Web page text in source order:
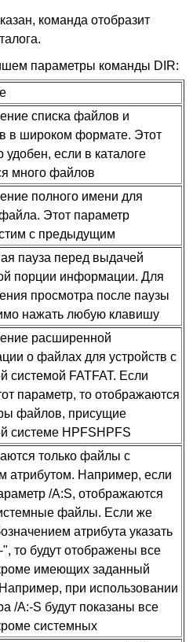
команда отобразит
параметры команды DIR:
списка файлов и
в широком формате. Этот
удобен, если в каталоге
много файлов
полного имени для
Этот параметр
с предыдущим
пауза перед выдачей
порции информации. Для
просмотра после паузы
нажать любую клавишу
расширенной
о файлах для устройств с
системой FATFAT. Если
параметр, то отображаются
файлов, присущие
системе HPFSHPFS
только файлы с
атрибутом. Например, если
/A:S, отображаются
файлы. Если же
атрибута указать
то будут отображены все
имеющих заданный
при использовании
/A:-S будут показаны все
системных